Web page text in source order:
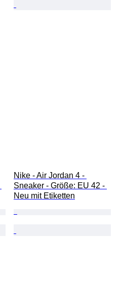
Nike - Air Jordan 4 -
Sneaker - Größe: EU 42 -
Neu mit Etiketten